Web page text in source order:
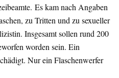
Es kam nach Angaben
zu Tritten und zu sexueller
Insgesamt sollen rund 200
worden sein. Ein
Nur ein Flaschenwerfer